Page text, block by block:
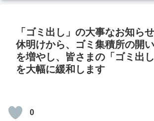
「ゴミ出し」の大事なお知ら
休明けから、ゴミ集積所の開
を増やし、皆さまの「ゴミ出し
を大幅に緩和します
0